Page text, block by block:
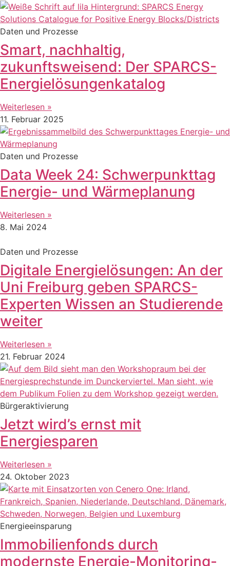
Daten und Prozesse
Smart, nachhaltig,
zukunftsweisend: Der SPARCS-
Energielösungenkatalog
Weiterlesen »
11. Februar 2025
Daten und Prozesse
Data Week 24: Schwerpunkttag
Energie- und Wärmeplanung
Weiterlesen »
8. Mai 2024
Daten und Prozesse
Digitale Energielösungen: An der
Uni Freiburg geben SPARCS-
Experten Wissen an Studierende
weiter
Weiterlesen »
21. Februar 2024
Bürgeraktivierung
Jetzt wird’s ernst mit
Energiesparen
Weiterlesen »
24. Oktober 2023
Energieeinsparung
Immobilienfonds durch
modernste Energie-Monitoring-